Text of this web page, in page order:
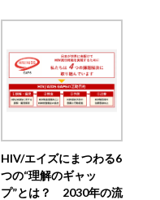
HIV/エイズにまつわる6
つの“理解のギャッ
プ”とは？ 2030年の流